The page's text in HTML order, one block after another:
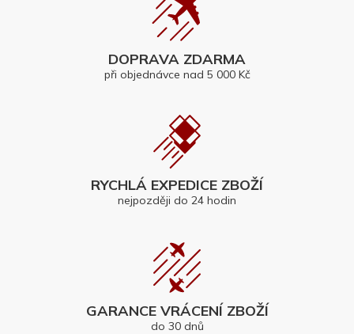
DOPRAVA ZDARMA
při objednávce nad 5 000 Kč
RYCHLÁ EXPEDICE ZBOŽÍ
nejpozději do 24 hodin
GARANCE VRÁCENÍ ZBOŽÍ
do 30 dnů